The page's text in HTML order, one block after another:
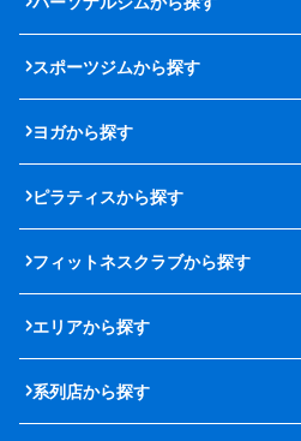
スポーツジムから探す
ヨガから探す
ピラティスから探す
フィットネスクラブから探す
エリアから探す
系列店から探す